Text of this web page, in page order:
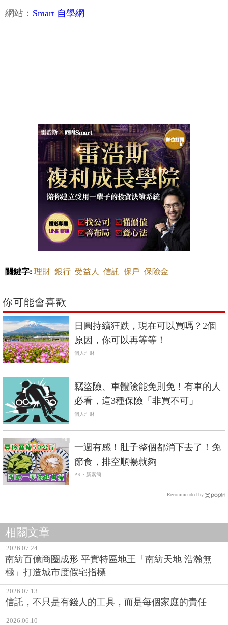
網站： Smart 自學網
關鍵字: 理財 銀行 受益人 信託 保戶 保險金
你可能會喜歡
日圓持續狂跌，現在可以買嗎？2個
原因，你可以再等等！
個人理財
竊盜險、車體險能免則免！有車的人
必看，這3種保險「非買不可」
個人理財
PR
一週有感！肚子整個都消下去了！免
節食，排空順暢就夠
PR・新素簡
Recommended by
相關文章
2026.07.24
南紡百億商圈成形 平實特區地王「南紡天地 浩瀚無
極」打造城市度假宅指標
2026.07.13
信託，不只是有錢人的工具，而是每個家庭的責任
2026.06.10